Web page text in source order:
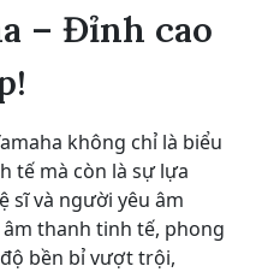
– Đỉnh cao
không chỉ là biểu
tế mà còn là sự lựa
sĩ và người yêu âm
thanh tinh tế, phong
bền bỉ vượt trội,